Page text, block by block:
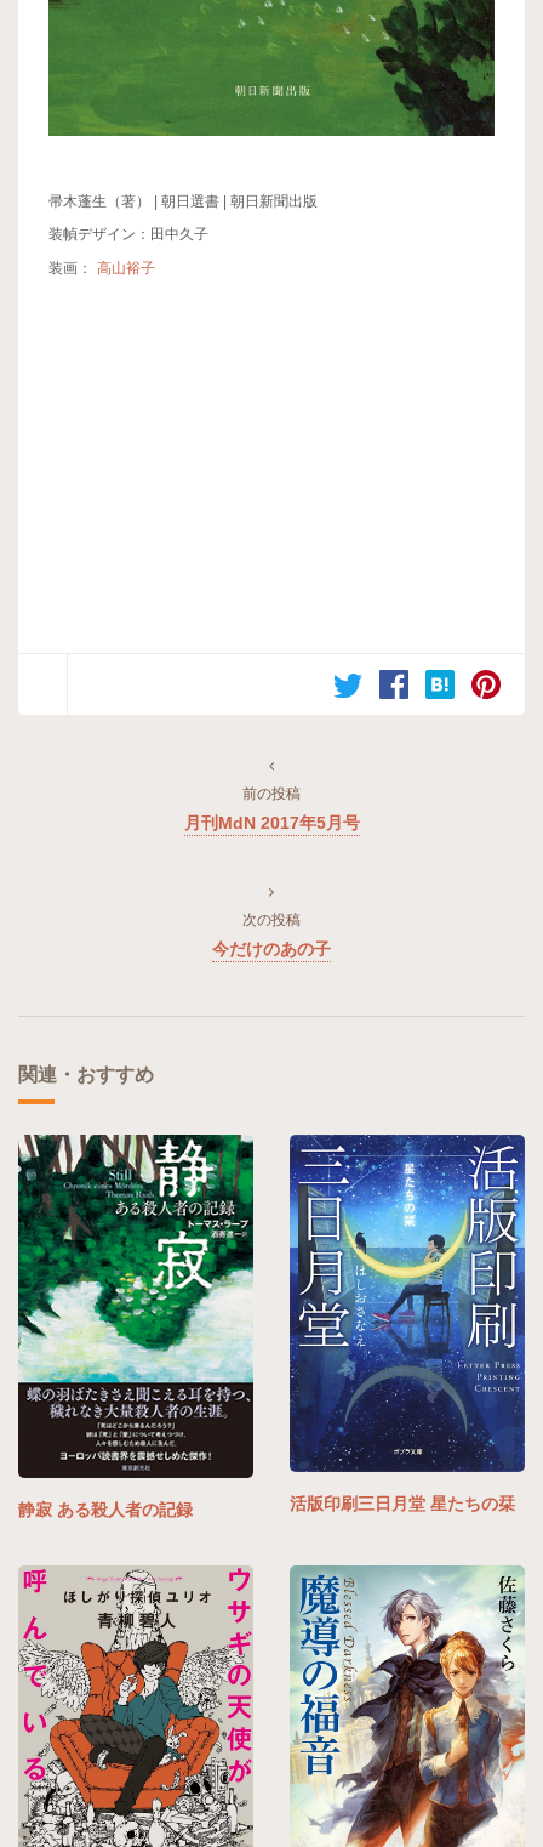
帚木蓬生（著） | 朝日選書 | 朝日新聞出版
装幀デザイン：田中久子
装画：
高山裕子
前の投稿
月刊MdN 2017年5月号
次の投稿
今だけのあの子
関連・おすすめ
静寂 ある殺人者の記録 活版印刷三日月堂 星たちの栞